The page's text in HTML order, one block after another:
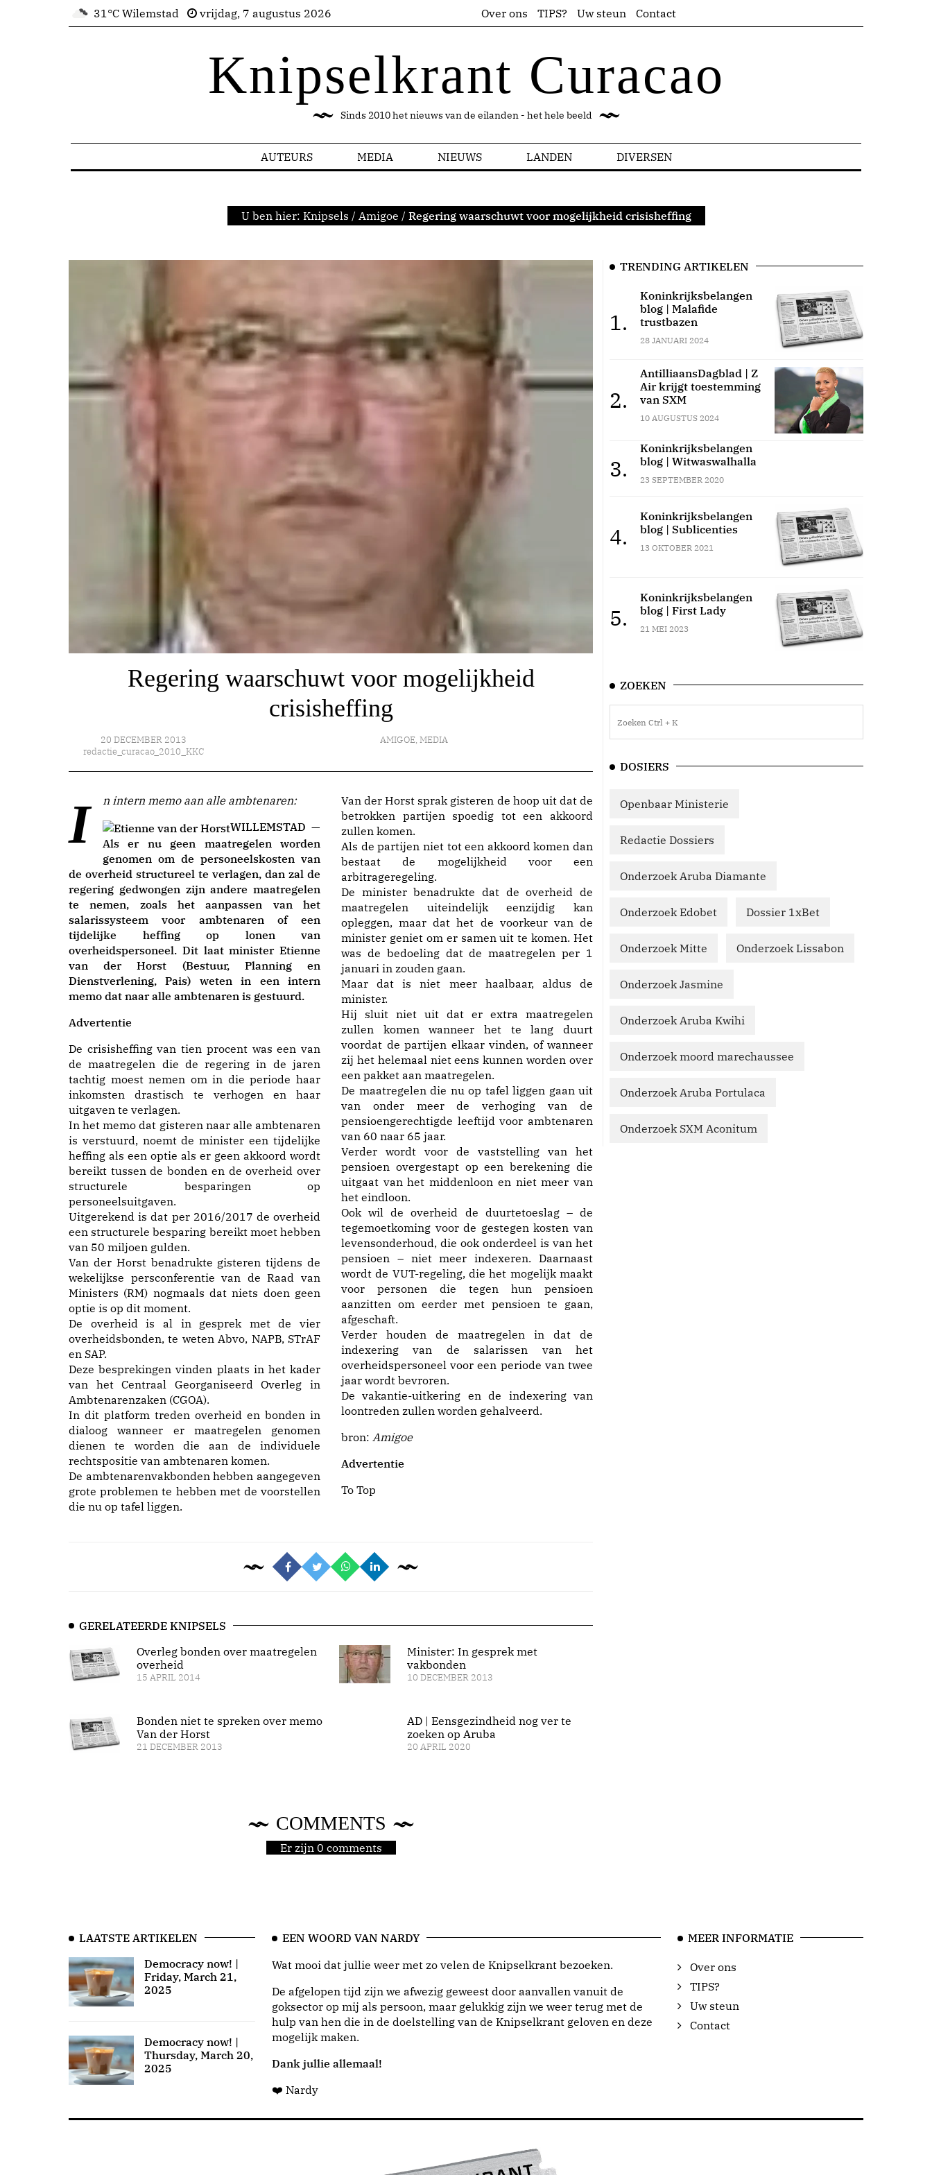
31°C Wilemstad vrijdag, 7 augustus 2026 Over ons TIPS? Uw steun Contact
Knipselkrant Curacao
Sinds 2010 het nieuws van de eilanden - het hele beeld
AUTEURS MEDIA NIEUWS LANDEN DIVERSEN
U ben hier: Knipsels / Amigoe / Regering waarschuwt voor mogelijkheid crisisheffing
Regering waarschuwt voor mogelijkheid
crisisheffing
20 DECEMBER 2013
redactie_curacao_2010_KKC
AMIGOE, MEDIA
In intern memo aan alle ambtenaren:
WILLEMSTAD —
Als er nu geen maatregelen worden
genomen om de personeelskosten van
de overheid structureel te verlagen, dan zal de
regering gedwongen zijn andere maatregelen
te nemen, zoals het aanpassen van het
salarissysteem voor ambtenaren of een
tijdelijke heffing op lonen van
overheidspersoneel. Dit laat minister Etienne
van der Horst (Bestuur, Planning en
Dienstverlening, Pais) weten in een intern
memo dat naar alle ambtenaren is gestuurd.
Advertentie
De crisisheffing van tien procent was een van
de maatregelen die de regering in de jaren
tachtig moest nemen om in die periode haar
inkomsten drastisch te verhogen en haar
uitgaven te verlagen.
In het memo dat gisteren naar alle ambtenaren
is verstuurd, noemt de minister een tijdelijke
heffing als een optie als er geen akkoord wordt
bereikt tussen de bonden en de overheid over
structurele besparingen op
personeelsuitgaven.
Uitgerekend is dat per 2016/2017 de overheid
een structurele besparing bereikt moet hebben
van 50 miljoen gulden.
Van der Horst benadrukte gisteren tijdens de
wekelijkse persconferentie van de Raad van
Ministers (RM) nogmaals dat niets doen geen
optie is op dit moment.
De overheid is al in gesprek met de vier
overheidsbonden, te weten Abvo, NAPB, STrAF
en SAP.
Deze besprekingen vinden plaats in het kader
van het Centraal Georganiseerd Overleg in
Ambtenarenzaken (CGOA).
In dit platform treden overheid en bonden in
dialoog wanneer er maatregelen genomen
dienen te worden die aan de individuele
rechtspositie van ambtenaren komen.
De ambtenarenvakbonden hebben aangegeven
grote problemen te hebben met de voorstellen
die nu op tafel liggen.
Van der Horst sprak gisteren de hoop uit dat de
betrokken partijen spoedig tot een akkoord
zullen komen.
Als de partijen niet tot een akkoord komen dan
bestaat de mogelijkheid voor een
arbitrageregeling.
De minister benadrukte dat de overheid de
maatregelen uiteindelijk eenzijdig kan
opleggen, maar dat het de voorkeur van de
minister geniet om er samen uit te komen. Het
was de bedoeling dat de maatregelen per 1
januari in zouden gaan.
Maar dat is niet meer haalbaar, aldus de
minister.
Hij sluit niet uit dat er extra maatregelen
zullen komen wanneer het te lang duurt
voordat de partijen elkaar vinden, of wanneer
zij het helemaal niet eens kunnen worden over
een pakket aan maatregelen.
De maatregelen die nu op tafel liggen gaan uit
van onder meer de verhoging van de
pensioengerechtigde leeftijd voor ambtenaren
van 60 naar 65 jaar.
Verder wordt voor de vaststelling van het
pensioen overgestapt op een berekening die
uitgaat van het middenloon en niet meer van
het eindloon.
Ook wil de overheid de duurtetoeslag – de
tegemoetkoming voor de gestegen kosten van
levensonderhoud, die ook onderdeel is van het
pensioen – niet meer indexeren. Daarnaast
wordt de VUT-regeling, die het mogelijk maakt
voor personen die tegen hun pensioen
aanzitten om eerder met pensioen te gaan,
afgeschaft.
Verder houden de maatregelen in dat de
indexering van de salarissen van het
overheidspersoneel voor een periode van twee
jaar wordt bevroren.
De vakantie-uitkering en de indexering van
loontreden zullen worden gehalveerd.
bron: Amigoe
Advertentie
To Top
GERELATEERDE KNIPSELS
Overleg bonden over maatregelen
overheid
15 APRIL 2014
Bonden niet te spreken over memo
Van der Horst
21 DECEMBER 2013
Minister: In gesprek met
vakbonden
10 DECEMBER 2013
AD | Eensgezindheid nog ver te
zoeken op Aruba
20 APRIL 2020
COMMENTS
Er zijn 0 comments
TRENDING ARTIKELEN
1.
Koninkrijksbelangen
blog | Malafide
trustbazen
28 JANUARI 2024
2.
AntilliaansDagblad | Z
Air krijgt toestemming
van SXM
10 AUGUSTUS 2024
3.
Koninkrijksbelangen
blog | Witwaswalhalla
23 SEPTEMBER 2020
4.
Koninkrijksbelangen
blog | Sublicenties
13 OKTOBER 2021
5.
Koninkrijksbelangen
blog | First Lady
21 MEI 2023
ZOEKEN
DOSIERS
Openbaar Ministerie
Redactie Dossiers
Onderzoek Aruba Diamante
Onderzoek Edobet Dossier 1xBet
Onderzoek Mitte Onderzoek Lissabon
Onderzoek Jasmine
Onderzoek Aruba Kwihi
Onderzoek moord marechaussee
Onderzoek Aruba Portulaca
Onderzoek SXM Aconitum
LAATSTE ARTIKELEN
Democracy now! |
Friday, March 21,
2025
Democracy now! |
Thursday, March 20,
2025
EEN WOORD VAN NARDY
Wat mooi dat jullie weer met zo velen de Knipselkrant bezoeken.
De afgelopen tijd zijn we afwezig geweest door aanvallen vanuit de
goksector op mij als persoon, maar gelukkig zijn we weer terug met de
hulp van hen die in de doelstelling van de Knipselkrant geloven en deze
mogelijk maken.
Dank jullie allemaal!
❤️ Nardy
MEER INFORMATIE
Over ons
TIPS?
Uw steun
Contact